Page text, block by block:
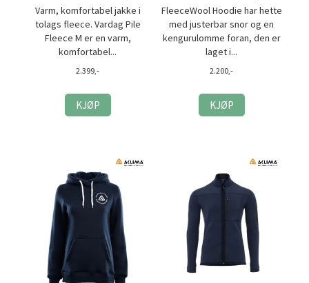
Varm, komfortabel jakke i
tolags fleece. Vardag Pile
Fleece M er en varm,
komfortabel...
2.399,-
KJØP
FleeceWool Hoodie har hette
med justerbar snor og en
kengurulomme foran, den er
laget i...
2.200,-
KJØP